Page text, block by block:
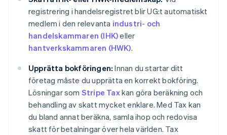
registrering i handelsregistret blir UG:t automatiskt
medlem i den relevanta industri- och
handelskammaren (IHK)eller
hantverkskammaren (HWK).
Upprätta bokföringen: Innan du startar ditt
företag måste du upprätta en korrekt bokföring.
Lösningar som Stripe Taxkan göra beräkning och
behandling av skatt mycket enklare. Med Tax kan
du bland annat beräkna, samla ihop och redovisa
skatt för betalningar över hela världen. Tax